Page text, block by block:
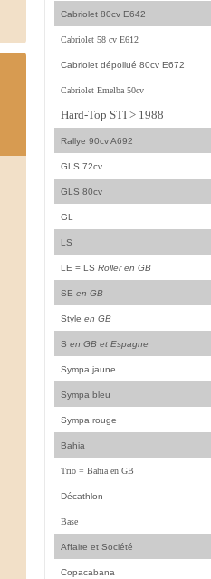
Cabriolet 80cv E642
Cabriolet 58 cv E612
Cabriolet dépollué 80cv E672
Cabriolet Emelba 50cv
Hard-Top STI > 1988
Rallye 90cv A692
GLS 72cv
GLS 80cv
GL
LS
LE = LS Roller en GB
SE en GB
Style en GB
S en GB et Espagne
Sympa jaune
Sympa bleu
Sympa rouge
Bahia
Trio = Bahia en GB
Décathlon
Base
Affaire et Société
Copacabana